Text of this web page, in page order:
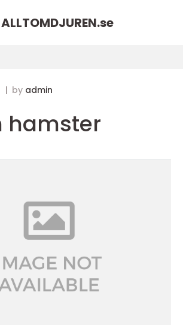
ALLTOMDJUREN.se
by admin
hamster